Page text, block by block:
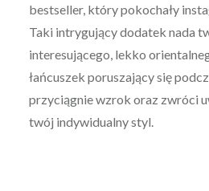
bestseller, który pokochały
Taki intrygujący dodatek nada
interesującego, lekko
łańcuszek poruszający się
przyciągnie wzrok oraz zwróci
twój indywidualny styl.